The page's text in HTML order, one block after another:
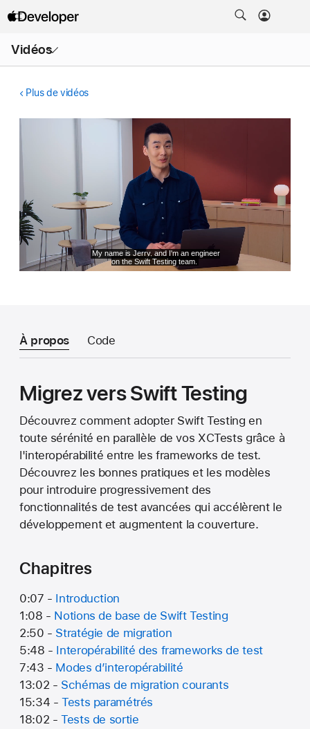
Vidéos
menu
Plus de vidéos
À propos Code
Migrez vers Swift Testing
Découvrez comment adopter Swift Testing en
toute sérénité en parallèle de vos XCTests grâce à
l'interopérabilité entre les frameworks de test.
Découvrez les bonnes pratiques et les modèles
pour introduire progressivement des
fonctionnalités de test avancées qui accélèrent le
développement et augmentent la couverture.
Chapitres
0:07 - Introduction
1:08 - Notions de base de Swift Testing
2:50 - Stratégie de migration
5:48 - Interopérabilité des frameworks de test
7:43 - Modes d’interopérabilité
13:02 - Schémas de migration courants
15:34 -Tests paramétrés
18:02 -Tests de sortie